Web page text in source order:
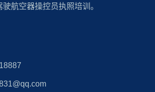
航空器操控员执照培训。